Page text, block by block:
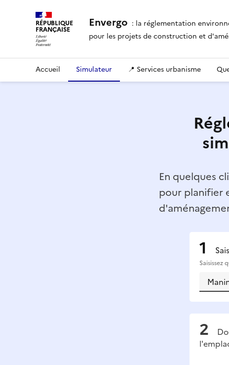
RÉPUBLIQUE
FRANÇAISE Envergo : la réglementation
pour les projets de construction et
Accueil Simulateur 📍 Services urbanisme
En quelques
pour planifier
Saisissez